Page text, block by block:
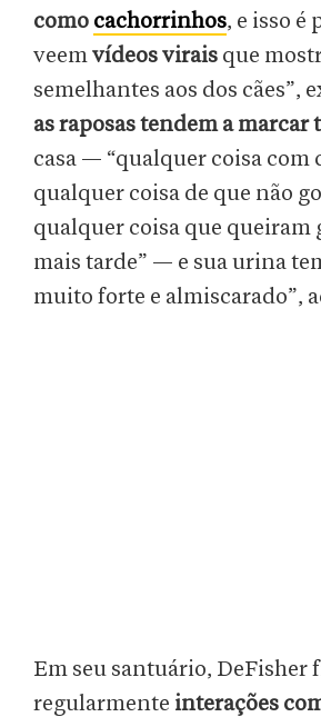
como cachorrinhos, e isso é
veemvídeos virais que
semelhantes aos dos cães”,
as raposas tendem a marcar
casa — “qualquer coisa com
qualquer coisa de que não
qualquer coisa que queiram
mais tarde” — e sua urina
muito forte e almiscarado”,
Em seu santuário, DeFisher
regularmente interações